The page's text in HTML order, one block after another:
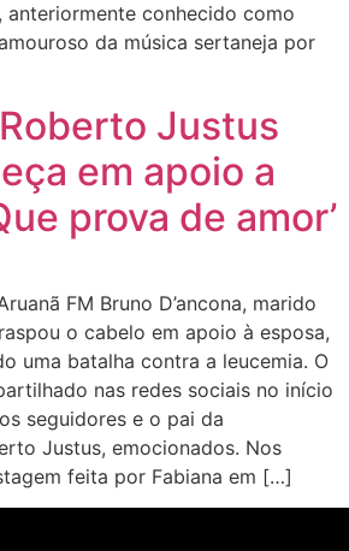
anteriormente conhecido como
da música sertaneja por
Justus
em apoio a
prova de amor’
FM Bruno D’ancona, marido
o cabelo em apoio à esposa,
uma batalha contra a leucemia. O
nas redes sociais no início
seguidores e o pai da
Justus, emocionados. Nos
feita por Fabiana em […]